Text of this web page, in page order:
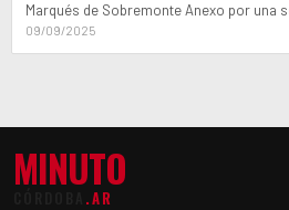
Marqués de Sobremonte Anexo por una
asaltos a conductores de…
09/09/2025
MINUTO
.AR